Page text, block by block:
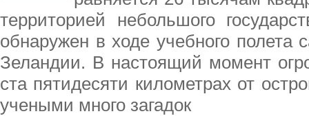
территорией небольшого
обнаружен в ходе учебного
Зеландии. В настоящий момент
ста пятидесяти километрах от
учеными много загадок